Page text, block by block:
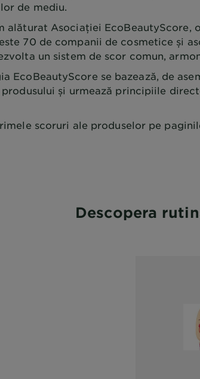
de mediu.
alăturat Asociației EcoBeautyScore,
70 de companii de cosmetice și
un sistem de scor comun,
EcoBeautyScore se bazează, de
și urmează principiile
scoruri ale produselor pe
Descopera